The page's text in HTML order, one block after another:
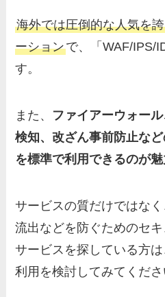
海外では圧倒的な人気を
ーションで、「WAF/IPS/
す。
また、 ファイアーウォー
検知、改ざん事前防止な
を標準で利用できるのが魅
サービスの質だけではな
流出などを防ぐためのセ
サービスを探している方
利用を検討してみてくださ